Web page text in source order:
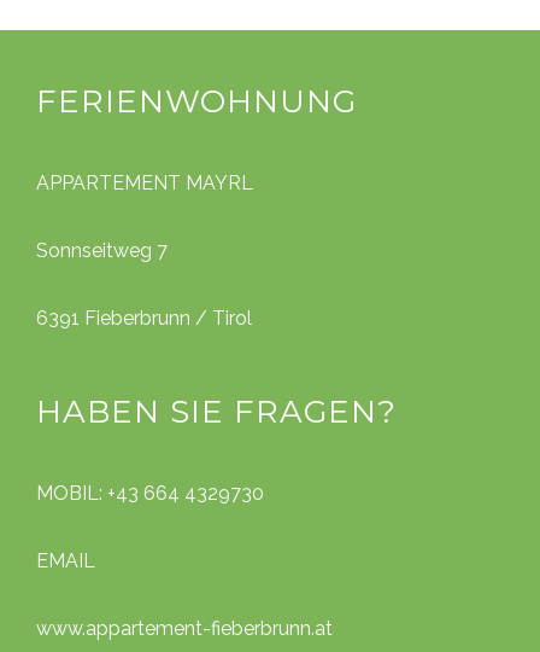
FERIENWOHNUNG
APPARTEMENT MAYRL
Sonnseitweg 7
6391 Fieberbrunn / Tirol
HABEN SIE FRAGEN?
MOBIL: +43 664 4329730
EMAIL
www.appartement-fieberbrunn.at